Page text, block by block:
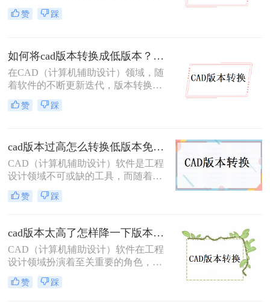
择。
被广泛应用于二维和三维设计工作。
然而，不同版本的 CAD 软件之间存
直接打开高版本文件。当我们需要将
图纸分享给使用旧版 CAD 的合作伙
伴或客户时，将 CAD 文件降低版本
何降低版本保存呢？本文从转换精
您根据实际场景快速做出选择。
赞 踩
如何将cad版本转换成低版本？分享二种方法给你！3秒实现~！
在CAD（计算机辅助设计）领域，随
着软件的不断更新迭代，版本转换成
为了一个常见的需求。特别是在需要
将高版本的CAD文件与旧版软件或不
么如何将cad版本转换成低版本呢？本
文将介绍两种将CAD版本转换成低版
本的方法。
赞 踩
cad版本过高怎么转换低版本免费？这二个方法了解一下！
CAD（计算机辅助设计）软件是工程
设计领域不可或缺的工具，而随着软
件版本的更新迭代，有时我们需要将
高版本的CAD文件转换为低版本，以
版本过高怎么转换低版本免费呢？本
文将介绍两种免费将CAD版本从高转
低的方法。
赞 踩
cad版本太高了怎样降一下版本？试试这两种有效的方法！
CAD（计算机辅助设计）软件在工程
设计领域扮演着至关重要的角色，而
由于软件版本的不断更新，有时我们
需要将高版本的CAD文件转换为低版
赞 踩